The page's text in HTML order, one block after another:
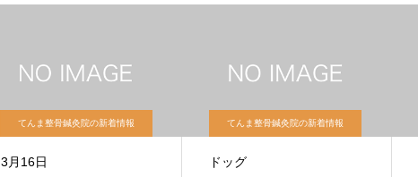
てんま整骨鍼灸院の新着情報
3月16日
てんま整骨鍼灸院の新着情報
ドッグ